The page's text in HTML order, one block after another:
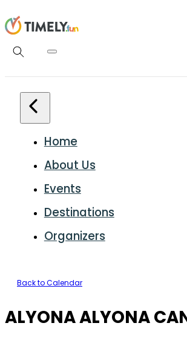
Home
About Us
Events
Destinations
Organizers
Back to Calendar
ALYONA ALYONA